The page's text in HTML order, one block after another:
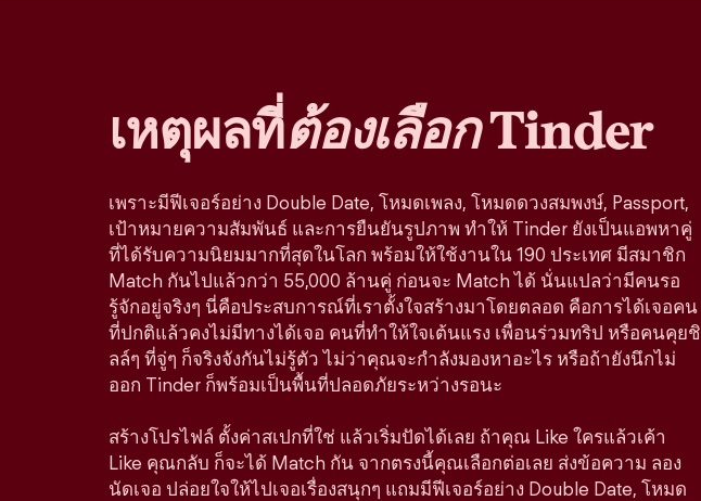
เหตุผลที่ต้องเลือกTinder
เพราะมีฟีเจอร์อย่าง Double Date, โหมดเพลง, โหมดดวงสมพงษ์, Passport,
เป้าหมายความสัมพันธ์ และการยืนยันรูปภาพ ทำให้ Tinder ยังเป็นแอพหาคู่
ที่ได้รับความนิยมมากที่สุดในโลก พร้อมให้ใช้งานใน 190 ประเทศ มีสมาชิก
Match กันไปแล้วกว่า 55,000 ล้านคู่ ก่อนจะ Match ได้ นั่นแปลว่ามีคนรอ
รู้จักอยู่จริงๆ นี่คือประสบการณ์ที่เราตั้งใจสร้างมาโดยตลอด คือการได้เจอคน
ที่ปกติแล้วคงไม่มีทางได้เจอ คนที่ทำให้ใจเต้นแรง เพื่อนร่วมทริป หรือคนคุยชิ
ลล์ๆ ที่จู่ๆ ก็จริงจังกันไม่รู้ตัว ไม่ว่าคุณจะกำลังมองหาอะไร หรือถ้ายังนึกไม่
ออก Tinder ก็พร้อมเป็นพื้นที่ปลอดภัยระหว่างรอนะ
สร้างโปรไฟล์ ตั้งค่าสเปกที่ใช่ แล้วเริ่มปัดได้เลย ถ้าคุณ Like ใครแล้วเค้า
Like คุณกลับ ก็จะได้ Match กัน จากตรงนี้คุณเลือกต่อเลย ส่งข้อความ ลอง
นัดเจอ ปล่อยใจให้ไปเจอเรื่องสนุกๆ แถมมีฟีเจอร์อย่าง Double Date, โหมด